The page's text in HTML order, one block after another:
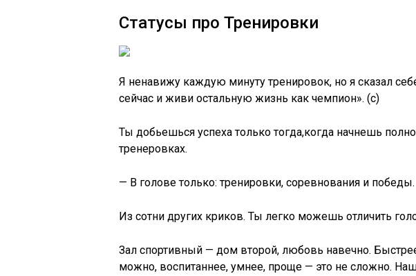
Статусы про Тренировки
Я ненавижу каждую минуту тренировок, но я сказал
сейчас и живи остальную жизнь как чемпион». (с)
Ты добьешься успеха только тогда,когда начнешь
тренеровках.
— В голове только: тренировки, соревнования и победы.
Из сотни других криков. Ты легко можешь отличить
Зал спортивный — дом второй, любовь навечно.
можно, воспитаннее, умнее, проще — это не сложно.